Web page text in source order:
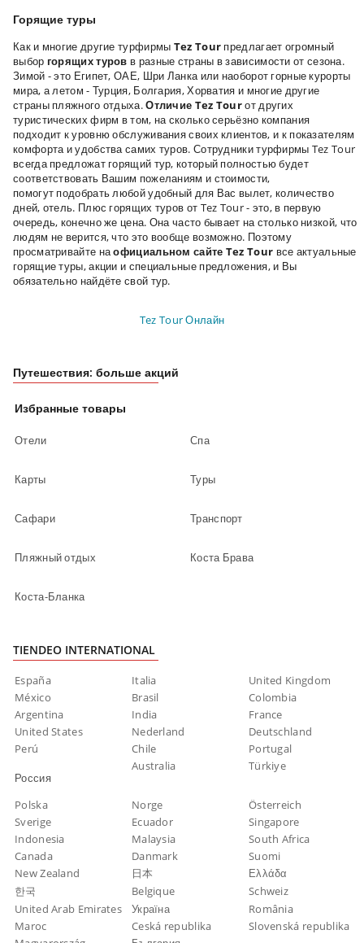
Горящие туры
Как и многие другие турфирмы Tez Tour предлагает огромный
выбор горящих туров в разные страны в зависимости от сезона.
Зимой - это Египет, ОАЕ, Шри Ланка или наоборот горные курорты
мира, а летом - Турция, Болгария, Хорватия и многие другие
страны пляжного отдыха.Отличие Tez Tourот других
туристических фирм в том, на сколько серьёзно компания
подходит к уровню обслуживания своих клиентов, и к показателям
комфорта и удобства самих туров. Сотрудники турфирмы Tez Tour
всегда предложат горящий тур, который полностью будет
соответствовать Вашим пожеланиям и стоимости,
помогут подобрать любой удобный для Вас вылет, количество
дней, отель. Плюс горящих туров от Tez Tour - это, в первую
очередь, конечно же цена. Она часто бывает на столько низкой, что
людям не верится, что это вообще возможно. Поэтому
просматривайте наофициальном сайте Tez Tour все актуальные
горящие туры, акции и специальные предложения, и Вы
обязательно найдёте свой тур.
Tez Tour Онлайн
Путешествия: больше акций
Избранные товары
Отели Спа
Карты Туры
Сафари Транспорт
Пляжный отдых Коста Брава
Коста-Бланка
TIENDEO INTERNATIONAL
España Italia
United Kingdom
México
Brasil
Colombia
Argentina
India
France
United States
Nederland
Deutschland
Perú
Chile
Portugal
Россия
Australia Türkiye
Polska Norge
Österreich
Sverige
Ecuador
Singapore
Indonesia
Malaysia
South Africa
Canada
Danmark
Suomi
New Zealand
日本
Ελλάδα
한국
Belgique
Schweiz
United Arab Emirates
Україна
România
Maroc
Ceská republika
Slovenská republika